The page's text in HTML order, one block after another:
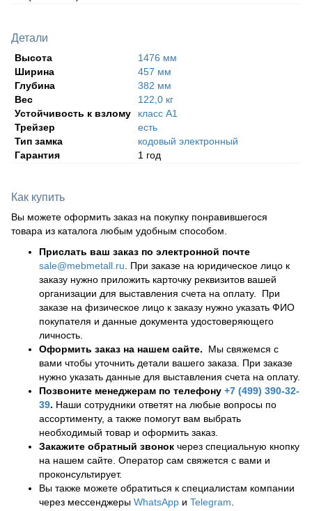
Детали
Высота
1476 мм
Ширина
457 мм
Глубина
382 мм
Вес
122,0 кг
Устойчивость к взлому
класс А1
Трейзер
есть
Тип замка
кодовый электронный
Гарантия
1 год
Как купить
Вы можете оформить заказ на покупку понравившегося
товара из каталога любым удобным способом.
Прислать ваш заказ по электронной почте
sale@mebmetall.ru. При заказе на юридическое лицо к
заказу нужно приложить карточку реквизитов вашей
организации для выставления счета на оплату. При
заказе на физическое лицо к заказу нужно указать ФИО
покупателя и данные документа удостоверяющего
личность.
Оформить заказ на нашем сайте. Мы свяжемся с
вами чтобы уточнить детали вашего заказа. При заказе
нужно указать данные для выставления счета на оплату.
Позвоните менеджерам по телефону +7 (499) 390-32-
39. Наши сотрудники ответят на любые вопросы по
ассортименту, а также помогут вам выбрать
необходимый товар и оформить заказ.
Закажите обратный звонок через специальную кнопку
на нашем сайте. Оператор сам свяжется с вами и
проконсультирует.
Вы также можете обратиться к специалистам компании
через мессенджеры WhatsApp и Telegram.